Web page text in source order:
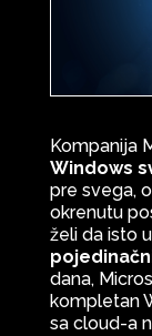
Kompanija
Windows
pre svega,
okrenutu
želi da isto
dana,
kompletan
sa cloud-a